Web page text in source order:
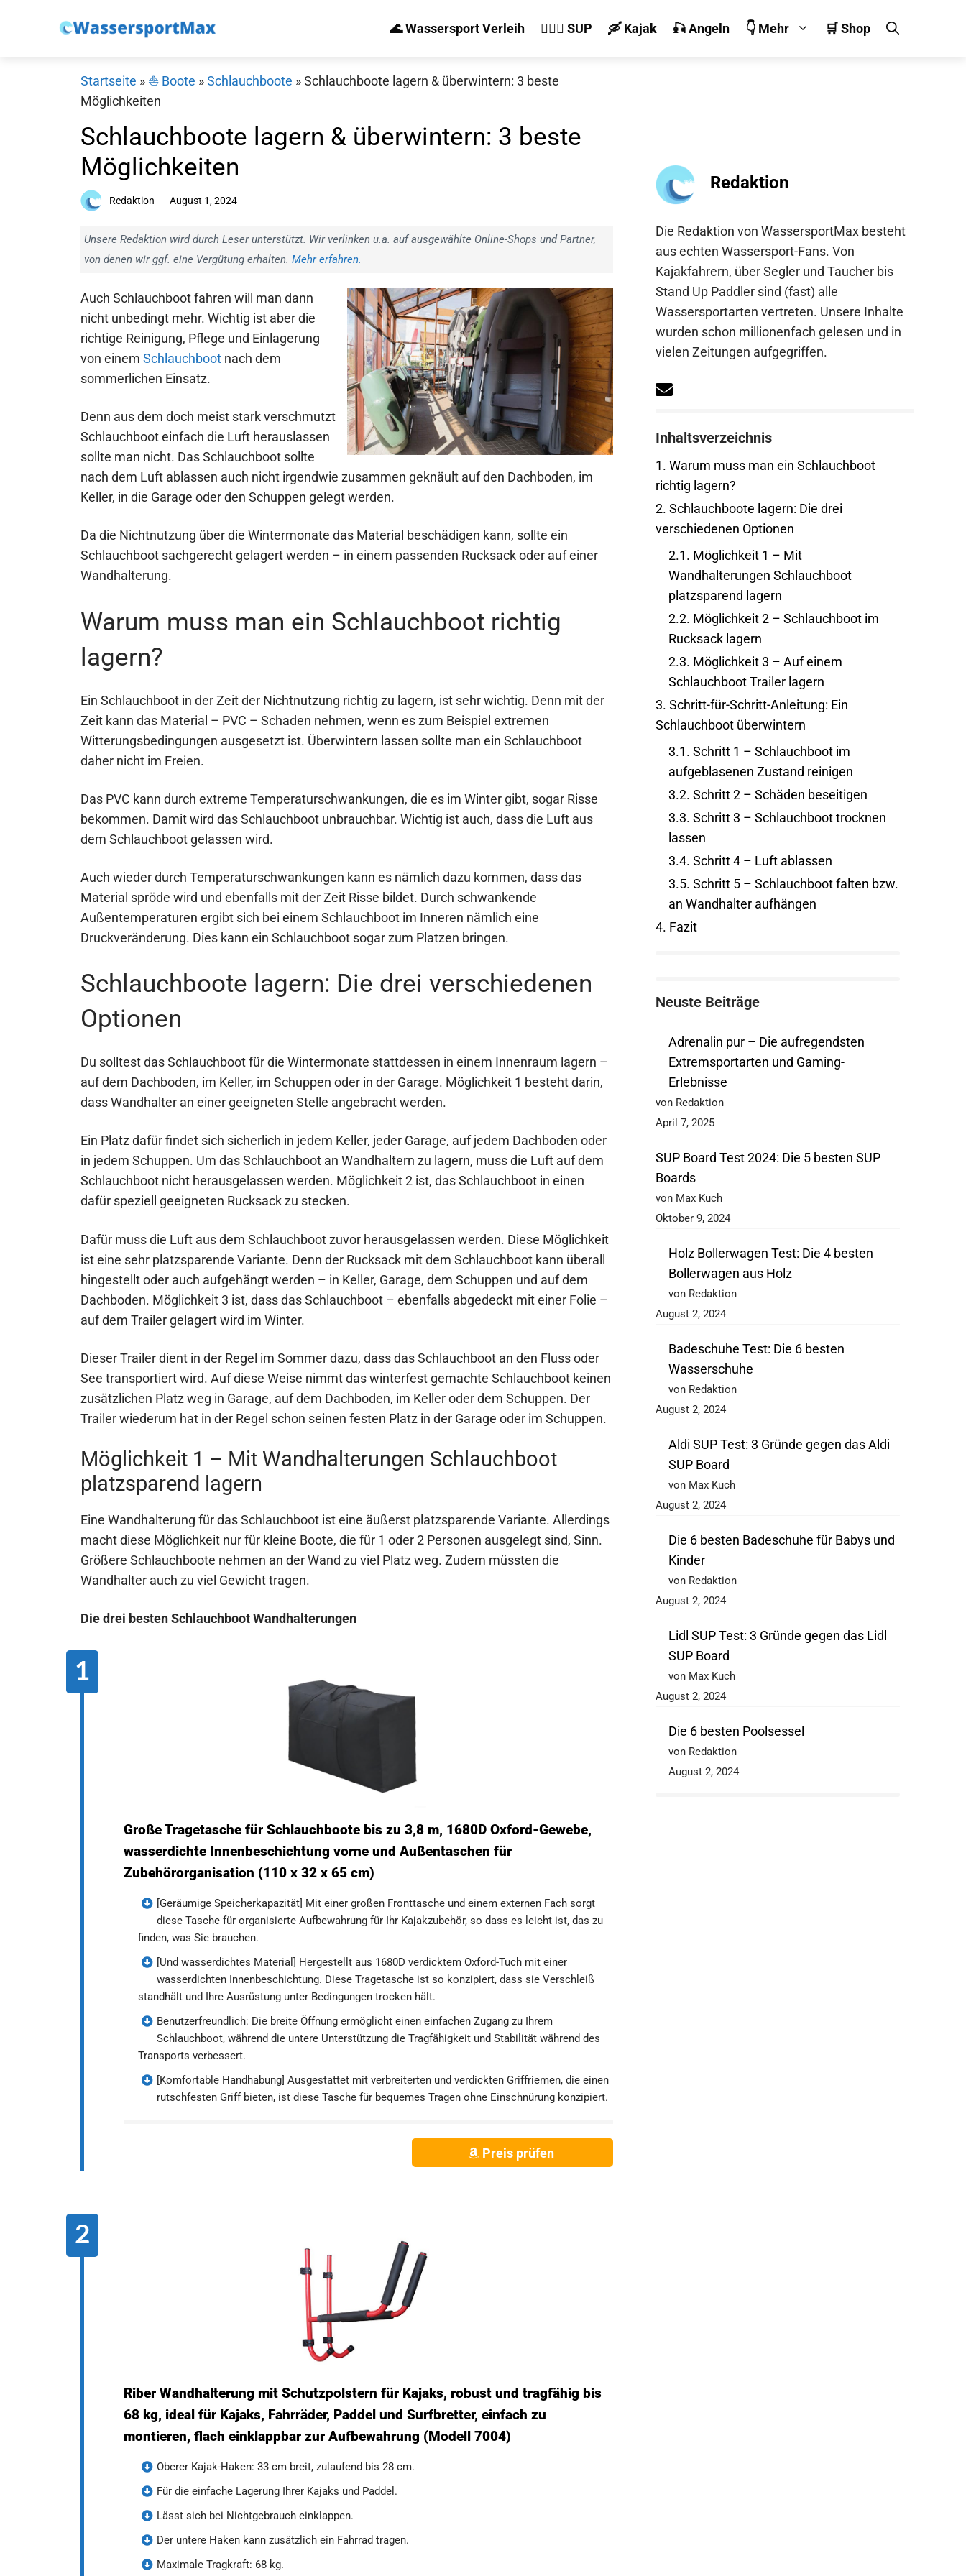
🌊 Wassersport Verleih 🏄‍♀️🛶 SUP 🛶 Kajak 🎣 Angeln 👇 Mehr 🛒 Shop
Startseite » ⛵️ Boote »Schlauchboote »Schlauchboote lagern & überwintern: 3 beste
Möglichkeiten
Schlauchboote lagern & überwintern: 3 beste
Möglichkeiten
Redaktion August 1, 2024
Unsere Redaktion wird durch Leser unterstützt. Wir verlinken u.a. auf ausgewählte Online-Shops und Partner,
von denen wir ggf. eine Vergütung erhalten. Mehr erfahren.
Auch Schlauchboot fahren will man dann
nicht unbedingt mehr. Wichtig ist aber die
richtige Reinigung, Pflege und Einlagerung
von einem Schlauchboot nach dem
sommerlichen Einsatz.
Denn aus dem doch meist stark verschmutzt
Schlauchboot einfach die Luft herauslassen
sollte man nicht. Das Schlauchboot sollte
nach dem Luft ablassen auch nicht irgendwie zusammen geknäult auf den Dachboden, im
Keller, in die Garage oder den Schuppen gelegt werden.
Da die Nichtnutzung über die Wintermonate das Material beschädigen kann, sollte ein
Schlauchboot sachgerecht gelagert werden – in einem passenden Rucksack oder auf einer
Wandhalterung.
Warum muss man ein Schlauchboot richtig
lagern?
Ein Schlauchboot in der Zeit der Nichtnutzung richtig zu lagern, ist sehr wichtig. Denn mit der
Zeit kann das Material – PVC – Schaden nehmen, wenn es zum Beispiel extremen
Witterungsbedingungen ausgesetzt ist. Überwintern lassen sollte man ein Schlauchboot
daher nicht im Freien.
Das PVC kann durch extreme Temperaturschwankungen, die es im Winter gibt, sogar Risse
bekommen. Damit wird das Schlauchboot unbrauchbar. Wichtig ist auch, dass die Luft aus
dem Schlauchboot gelassen wird.
Auch wieder durch Temperaturschwankungen kann es nämlich dazu kommen, dass das
Material spröde wird und ebenfalls mit der Zeit Risse bildet. Durch schwankende
Außentemperaturen ergibt sich bei einem Schlauchboot im Inneren nämlich eine
Druckveränderung. Dies kann ein Schlauchboot sogar zum Platzen bringen.
Schlauchboote lagern: Die drei verschiedenen
Optionen
Du solltest das Schlauchboot für die Wintermonate stattdessen in einem Innenraum lagern –
auf dem Dachboden, im Keller, im Schuppen oder in der Garage. Möglichkeit 1 besteht darin,
dass Wandhalter an einer geeigneten Stelle angebracht werden.
Ein Platz dafür findet sich sicherlich in jedem Keller, jeder Garage, auf jedem Dachboden oder
in jedem Schuppen. Um das Schlauchboot an Wandhaltern zu lagern, muss die Luft auf dem
Schlauchboot nicht herausgelassen werden. Möglichkeit 2 ist, das Schlauchboot in einen
dafür speziell geeigneten Rucksack zu stecken.
Dafür muss die Luft aus dem Schlauchboot zuvor herausgelassen werden. Diese Möglichkeit
ist eine sehr platzsparende Variante. Denn der Rucksack mit dem Schlauchboot kann überall
hingestellt oder auch aufgehängt werden – in Keller, Garage, dem Schuppen und auf dem
Dachboden. Möglichkeit 3 ist, dass das Schlauchboot – ebenfalls abgedeckt mit einer Folie –
auf dem Trailer gelagert wird im Winter.
Dieser Trailer dient in der Regel im Sommer dazu, dass das Schlauchboot an den Fluss oder
See transportiert wird. Auf diese Weise nimmt das winterfest gemachte Schlauchboot keinen
zusätzlichen Platz weg in Garage, auf dem Dachboden, im Keller oder dem Schuppen. Der
Trailer wiederum hat in der Regel schon seinen festen Platz in der Garage oder im Schuppen.
Möglichkeit 1 – Mit Wandhalterungen Schlauchboot
platzsparend lagern
Eine Wandhalterung für das Schlauchboot ist eine äußerst platzsparende Variante. Allerdings
macht diese Möglichkeit nur für kleine Boote, die für 1 oder 2 Personen ausgelegt sind, Sinn.
Größere Schlauchboote nehmen an der Wand zu viel Platz weg. Zudem müssten die
Wandhalter auch zu viel Gewicht tragen.
Die drei besten Schlauchboot Wandhalterungen
Große Tragetasche für Schlauchboote bis zu 3,8 m, 1680D Oxford-Gewebe,
wasserdichte Innenbeschichtung vorne und Außentaschen für
Zubehörorganisation (110 x 32 x 65 cm)
[Geräumige Speicherkapazität] Mit einer großen Fronttasche und einem externen Fach sorgt
diese Tasche für organisierte Aufbewahrung für Ihr Kajakzubehör, so dass es leicht ist, das zu
finden, was Sie brauchen.
[Und wasserdichtes Material] Hergestellt aus 1680D verdicktem Oxford-Tuch mit einer
wasserdichten Innenbeschichtung. Diese Tragetasche ist so konzipiert, dass sie Verschleiß
standhält und Ihre Ausrüstung unter Bedingungen trocken hält.
Benutzerfreundlich: Die breite Öffnung ermöglicht einen einfachen Zugang zu Ihrem
Schlauchboot, während die untere Unterstützung die Tragfähigkeit und Stabilität während des
Transports verbessert.
[Komfortable Handhabung] Ausgestattet mit verbreiterten und verdickten Griffriemen, die einen
rutschfesten Griff bieten, ist diese Tasche für bequemes Tragen ohne Einschnürung konzipiert.
Preis prüfen
Riber Wandhalterung mit Schutzpolstern für Kajaks, robust und tragfähig bis
68 kg, ideal für Kajaks, Fahrräder, Paddel und Surfbretter, einfach zu
montieren, flach einklappbar zur Aufbewahrung (Modell 7004)
Oberer Kajak-Haken: 33 cm breit, zulaufend bis 28 cm.
Für die einfache Lagerung Ihrer Kajaks und Paddel.
Lässt sich bei Nichtgebrauch einklappen.
Der untere Haken kann zusätzlich ein Fahrrad tragen.
Maximale Tragkraft: 68 kg.
Redaktion
Die Redaktion von WassersportMax besteht
aus echten Wassersport-Fans. Von
Kajakfahrern, über Segler und Taucher bis
Stand Up Paddler sind (fast) alle
Wassersportarten vertreten. Unsere Inhalte
wurden schon millionenfach gelesen und in
vielen Zeitungen aufgegriffen.
Inhaltsverzeichnis
1. Warum muss man ein Schlauchboot
richtig lagern?
2. Schlauchboote lagern: Die drei
verschiedenen Optionen
2.1. Möglichkeit 1 – Mit
Wandhalterungen Schlauchboot
platzsparend lagern
2.2. Möglichkeit 2 – Schlauchboot im
Rucksack lagern
2.3. Möglichkeit 3 – Auf einem
Schlauchboot Trailer lagern
3. Schritt-für-Schritt-Anleitung: Ein
Schlauchboot überwintern
3.1. Schritt 1 – Schlauchboot im
aufgeblasenen Zustand reinigen
3.2. Schritt 2 – Schäden beseitigen
3.3. Schritt 3 – Schlauchboot trocknen
lassen
3.4. Schritt 4 – Luft ablassen
3.5. Schritt 5 – Schlauchboot falten bzw.
an Wandhalter aufhängen
4. Fazit
Neuste Beiträge
Adrenalin pur – Die aufregendsten
Extremsportarten und Gaming-
Erlebnisse
von Redaktion
April 7, 2025
SUP Board Test 2024: Die 5 besten SUP
Boards
von Max Kuch
Oktober 9, 2024
Holz Bollerwagen Test: Die 4 besten
Bollerwagen aus Holz
von Redaktion
August 2, 2024
Badeschuhe Test: Die 6 besten
Wasserschuhe
von Redaktion
August 2, 2024
Aldi SUP Test: 3 Gründe gegen das Aldi
SUP Board
von Max Kuch
August 2, 2024
Die 6 besten Badeschuhe für Babys und
Kinder
von Redaktion
August 2, 2024
Lidl SUP Test: 3 Gründe gegen das Lidl
SUP Board
von Max Kuch
August 2, 2024
Die 6 besten Poolsessel
von Redaktion
August 2, 2024